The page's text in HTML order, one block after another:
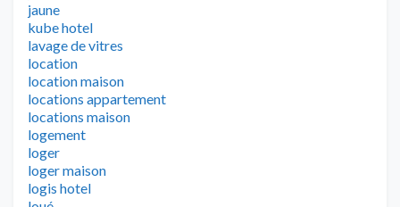
jaune
kube hotel
lavage de vitres
location
location maison
locations appartement
locations maison
logement
loger
loger maison
logis hotel